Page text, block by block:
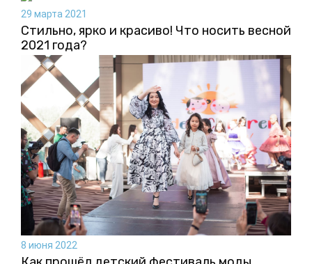
29 марта 2021
Стильно, ярко и красиво! Что носить весной
2021 года?
8 июня 2022